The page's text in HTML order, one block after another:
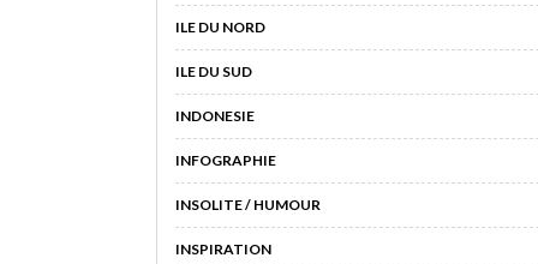
ILE DU NORD
ILE DU SUD
INDONESIE
INFOGRAPHIE
INSOLITE / HUMOUR
INSPIRATION